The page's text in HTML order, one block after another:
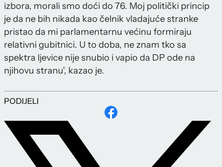
izbora, morali smo doći do 76. Moj politički princip
je da ne bih nikada kao čelnik vladajuće stranke
pristao da mi parlamentarnu većinu formiraju
relativni gubitnici. U to doba, ne znam tko sa
spektra ljevice nije snubio i vapio da DP ode na
njihovu stranu', kazao je.
PODIJELI